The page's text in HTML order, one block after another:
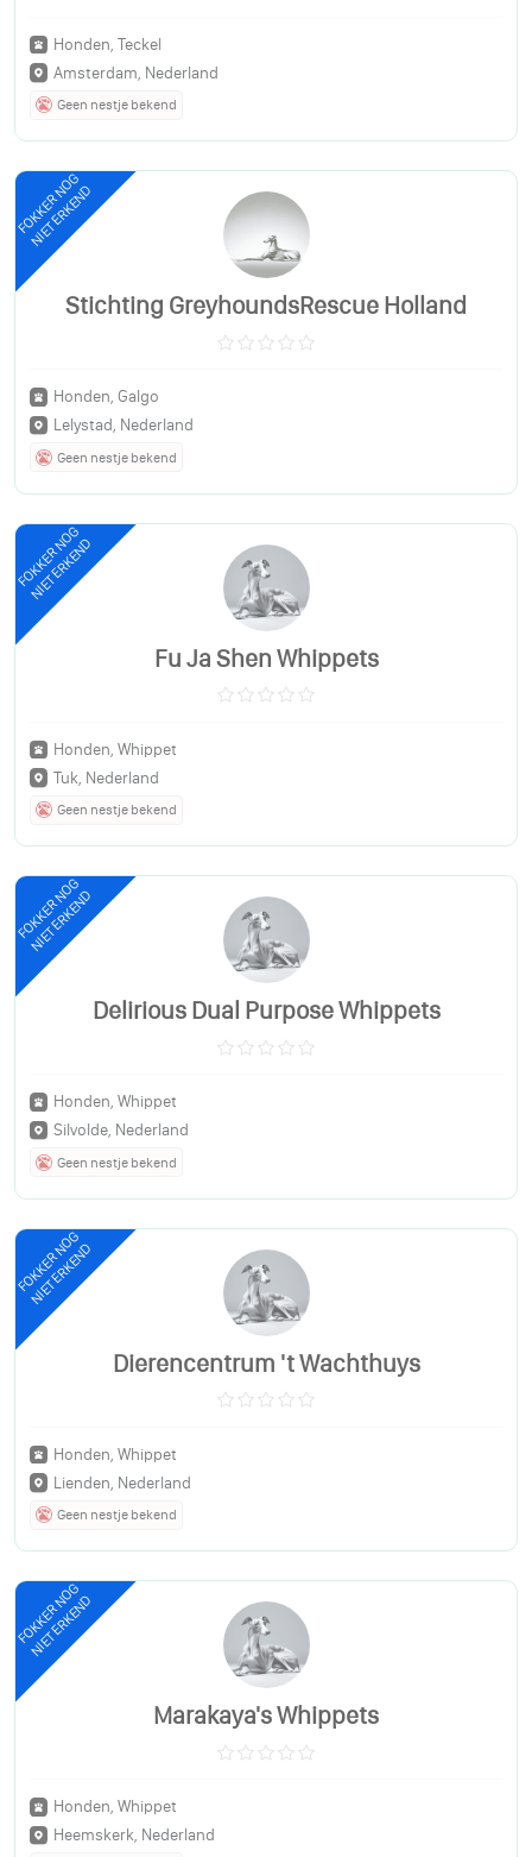
Honden, Teckel
Amsterdam, Nederland
Geen nestje bekend
FOKKER NOG
NIET ERKEND
Stichting GreyhoundsRescue Holland
Honden, Galgo
Lelystad, Nederland
Geen nestje bekend
FOKKER NOG
NIET ERKEND
Fu Ja Shen Whippets
Honden, Whippet
Tuk, Nederland
Geen nestje bekend
FOKKER NOG
NIET ERKEND
Delirious Dual Purpose Whippets
Honden, Whippet
Silvolde, Nederland
Geen nestje bekend
FOKKER NOG
NIET ERKEND
Dierencentrum 't Wachthuys
Honden, Whippet
Lienden, Nederland
Geen nestje bekend
FOKKER NOG
NIET ERKEND
Marakaya's Whippets
Honden, Whippet
Heemskerk, Nederland